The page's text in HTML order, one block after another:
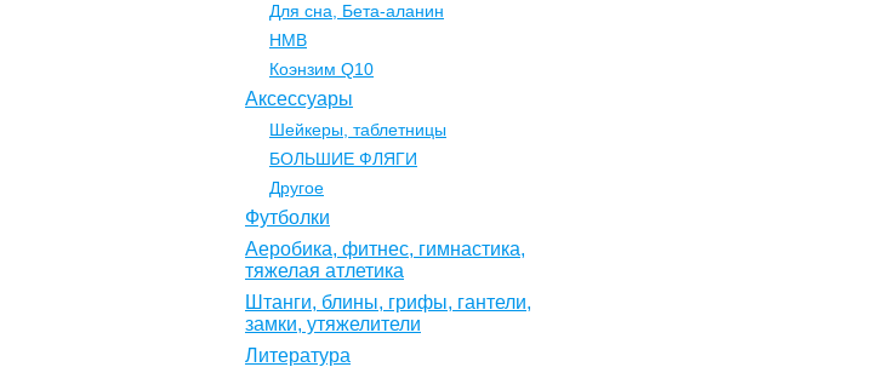
Для сна, Бета-аланин
НМВ
Коэнзим Q10
Аксессуары
Шейкеры, таблетницы
БОЛЬШИЕ ФЛЯГИ
Другое
Футболки
Аеробика, фитнес, гимнастика,
тяжелая атлетика
Штанги, блины, грифы, гантели,
замки, утяжелители
Литература